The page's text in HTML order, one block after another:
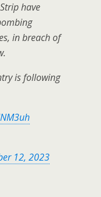
have
in breach of
is following
12, 2023